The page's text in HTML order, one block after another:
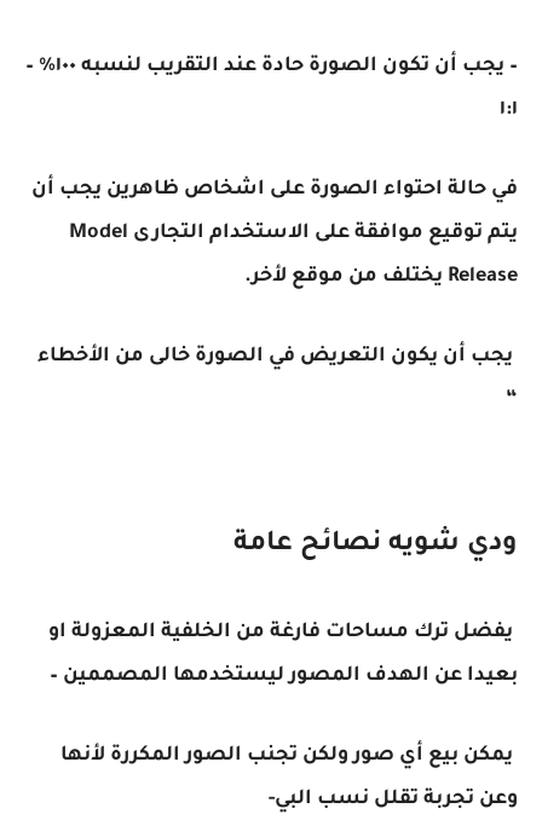
– يجب أن تكون الصورة حادة عند التقريب لنسبه ١٠٠٪ –
١:١
في حالة احتواء الصورة على اشخاص ظاهرين يجب أن
يتم توقيع موافقة على الاستخدام التجارى Model
Release يختلف من موقع لأخر.
يجب أن يكون التعريض في الصورة خالى من الأخطاء
“
ودي شويه نصائح عامة
يفضل ترك مساحات فارغة من الخلفية المعزولة او
بعيدا عن الهدف المصور ليستخدمها المصممين –
يمكن بيع أي صور ولكن تجنب الصور المكررة لأنها
وعن تجربة تقلل نسب البي-